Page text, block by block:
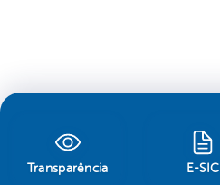
Transparência E-SIC